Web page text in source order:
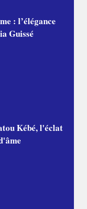
: l’élégance
Guissé
Kébé, l'éclat